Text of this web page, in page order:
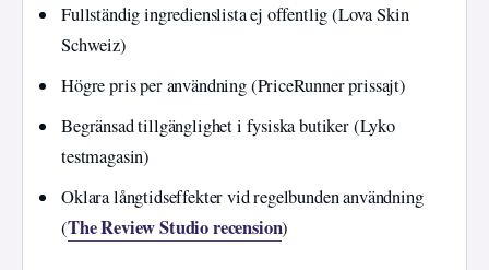
Fullständig ingredienslista ej offentlig (Lova Skin
Schweiz)
Högre pris per användning (PriceRunner prissajt)
Begränsad tillgänglighet i fysiska butiker (Lyko
testmagasin)
Oklara långtidseffekter vid regelbunden användning
(The Review Studio recension)